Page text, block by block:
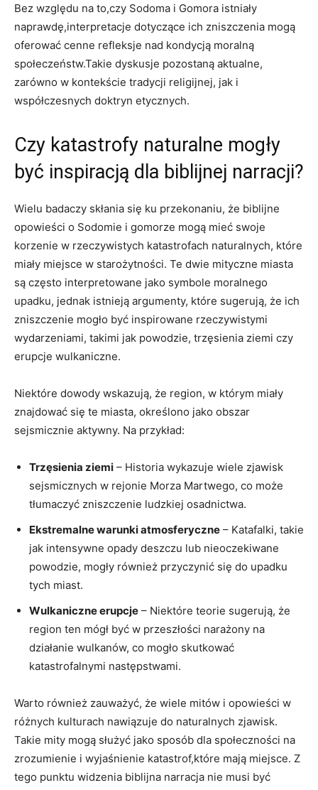
Bez względu na to,czy Sodoma i Gomora istniały
naprawdę,interpretacje dotyczące ich zniszczenia mogą
oferować cenne refleksje nad kondycją moralną
społeczeństw.Takie dyskusje pozostaną aktualne,
zarówno w kontekście tradycji religijnej, jak i
współczesnych doktryn etycznych.
Czy katastrofy naturalne mogły
być inspiracją dla biblijnej narracji?
Wielu badaczy skłania się ku przekonaniu, że biblijne
opowieści o Sodomie i gomorze mogą mieć swoje
korzenie w rzeczywistych katastrofach naturalnych, które
miały miejsce w starożytności. Te dwie mityczne miasta
są często interpretowane jako symbole moralnego
upadku, jednak istnieją argumenty, które sugerują, że ich
zniszczenie mogło być inspirowane rzeczywistymi
wydarzeniami, takimi jak powodzie, trzęsienia ziemi czy
erupcje wulkaniczne.
Niektóre dowody wskazują, że region, w którym miały
znajdować się te miasta, określono jako obszar
sejsmicznie aktywny. Na przykład:
Trzęsienia ziemi – Historia wykazuje wiele zjawisk
sejsmicznych w rejonie Morza Martwego, co może
tłumaczyć zniszczenie ludzkiej osadnictwa.
Ekstremalne warunki atmosferyczne – Katafalki, takie
jak intensywne opady deszczu lub nieoczekiwane
powodzie, mogły również przyczynić się do upadku
tych miast.
Wulkaniczne erupcje – Niektóre teorie sugerują, że
region ten mógł być w przeszłości narażony na
działanie wulkanów, co mogło skutkować
katastrofalnymi następstwami.
Warto również zauważyć, że wiele mitów i opowieści w
różnych kulturach nawiązuje do naturalnych zjawisk.
Takie mity mogą służyć jako sposób dla społeczności na
zrozumienie i wyjaśnienie katastrof,które mają miejsce. Z
tego punktu widzenia biblijna narracja nie musi być